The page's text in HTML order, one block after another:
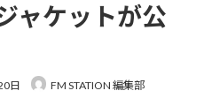
ャケットが公
日 FM STATION 編集部